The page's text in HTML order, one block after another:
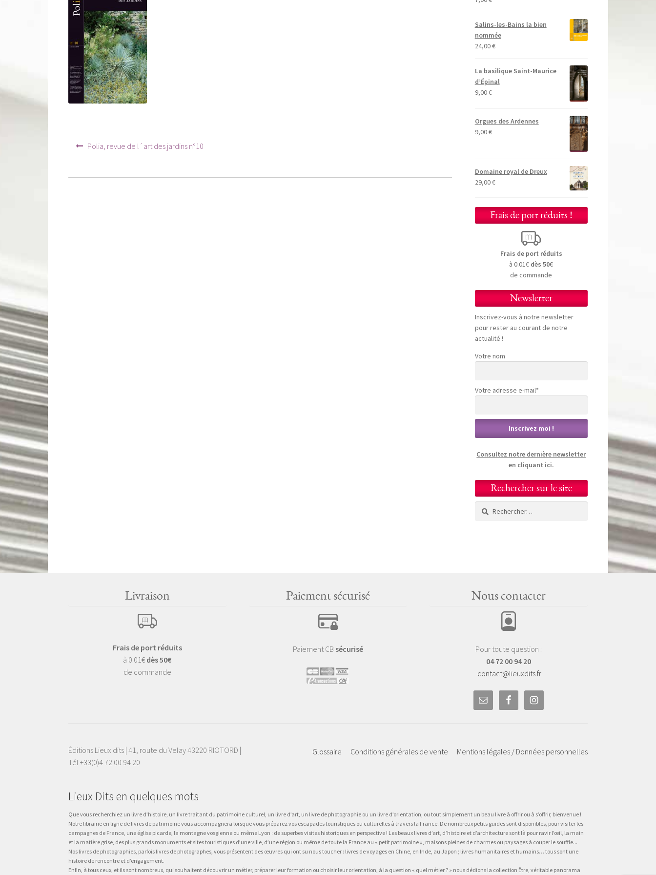
Navigation
l’article
Article
Polia, revue de l´art des jardins n°10
Salins-les-Bains la bien
nommée
24,00€
La basilique Saint-Maurice
d’Épinal
9,00€
Orgues des Ardennes
9,00€
Domaine royal de Dreux
29,00€
Frais de port réduits !
Frais de port réduits
à 0.01€ dès 50€
de commande
Newsletter
Inscrivez-vous à notre newsletter
pour rester au courant de notre
actualité !
Votre nom
Votre adresse e-mail*
Consultez notre dernière newsletter
en cliquant ici.
Rechercher sur le site
Rechercher :
Livraison
Frais de port réduits
à 0.01€ dès 50€
de commande
Paiement sécurisé
Paiement CB sécurisé
Nous contacter
Pour toute question :
04 72 00 94 20
contact@lieuxdits.fr
Glossaire Conditions générales de vente Mentions légales / Données personnelles
Éditions Lieux dits | 41, route du Velay 43220 RIOTORD |
Tél +33(0)4 72 00 94 20
Lieux Dits en quelques mots
Que vous recherchiez un livre d’histoire, un livre traitant du patrimoine culturel, un livre d’art, un livre de photographie ou un livre d’orientation, ou tout simplement un beau livre à offrir ou à s’offrir, bienvenue !
Notre librairie en ligne de livres de patrimoine vous accompagnera lorsque vous préparez vos escapades touristiques ou culturelles à travers la France. De nombreux petits guides sont disponibles, pour visiter les
campagnes de France, une église picarde, la montagne vosgienne ou même Lyon : de superbes visites historiques en perspective ! Les beaux livres d’art, d’histoire et d’architecture sont là pour ravir l’œil, la main
et la matière grise, des plus grands monuments et sites touristiques d’une ville, d’une région ou même de toute la France au « petit patrimoine », maisons pleines de charmes ou paysages à couper le souffle...
Nos livres de photographies, parfois livres de photographes, vous présentent des œuvres qui ont su nous toucher : livres de voyages en Chine, en Inde, au Japon ; livres humanitaires et humains… tous sont une
histoire de rencontre et d’engagement.
Enfin, à tous ceux, et ils sont nombreux, qui souhaitent découvrir un métier, préparer leur formation ou choisir leur orientation, à la question « quel métier ? » nous dédions la collection Être, véritable panorama